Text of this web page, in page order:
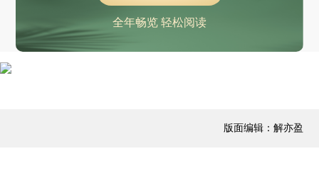
全年畅览 轻松阅读
版面编辑：解亦盈